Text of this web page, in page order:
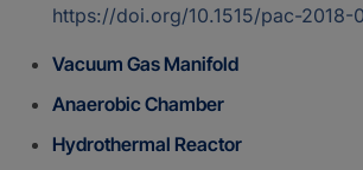
https://doi.org/10.1515/pac-2018-
Vacuum Gas Manifold
Anaerobic Chamber
Hydrothermal Reactor